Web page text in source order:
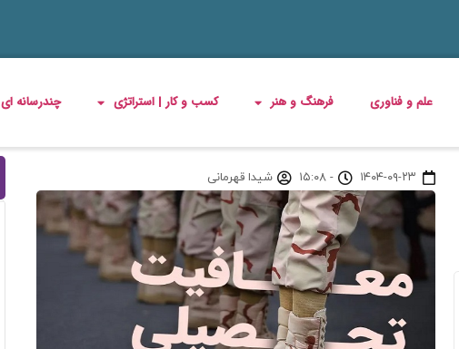
علم و فناوری فرهنگ و هنر کسب و کار | استراتژی چندرسانه ای
۱۴۰۴-۰۹-۲۳ - ۱۵:۰۸ شیدا قهرمانی